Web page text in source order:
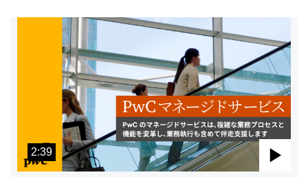
2:39